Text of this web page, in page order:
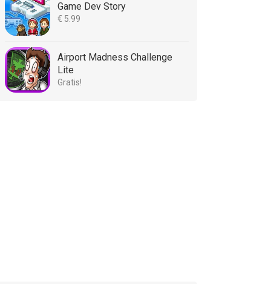
Game Dev Story
€ 5.99
Airport Madness Challenge
Lite
Gratis!